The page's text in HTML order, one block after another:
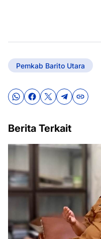
Pemkab Barito Utara
Berita Terkait